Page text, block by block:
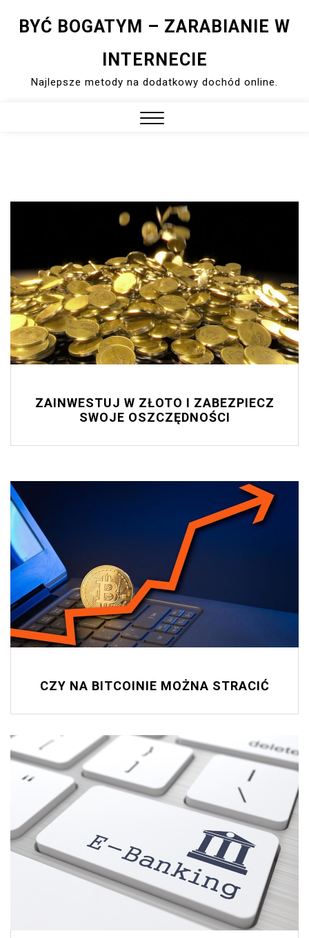
BYĆ BOGATYM – ZARABIANIE W
INTERNECIE
Najlepsze metody na dodatkowy dochód online.
ZAINWESTUJ W ZŁOTO I ZABEZPIECZ
SWOJE OSZCZĘDNOŚCI
CZY NA BITCOINIE MOŻNA STRACIĆ